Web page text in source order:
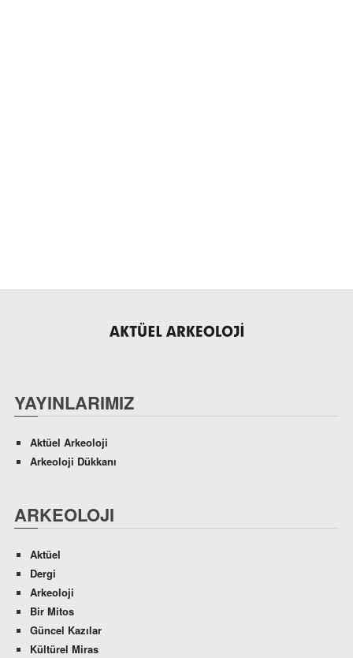
YAYINLARIMIZ
Aktüel Arkeoloji
Arkeoloji Dükkanı
ARKEOLOJI
Aktüel
Dergi
Arkeoloji
Bir Mitos
Güncel Kazılar
Kültürel Miras